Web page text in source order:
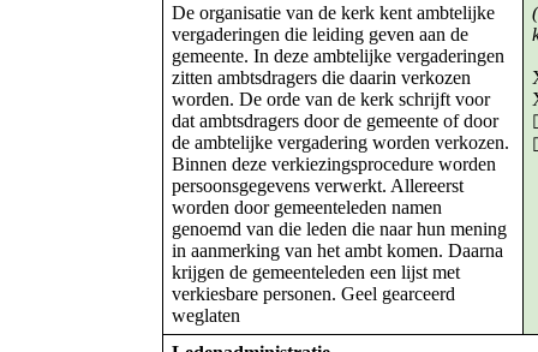
De organisatie van de kerk kent ambtelijke
vergaderingen die leiding geven aan de
gemeente. In deze ambtelijke vergaderingen
zitten ambtsdragers die daarin verkozen
worden. De orde van de kerk schrijft voor
dat ambtsdragers door de gemeente of door
de ambtelijke vergadering worden verkozen.
Binnen deze verkiezingsprocedure worden
persoonsgegevens verwerkt. Allereerst
worden door gemeenteleden namen
genoemd van die leden die naar hun mening
in aanmerking van het ambt komen. Daarna
krijgen de gemeenteleden een lijst met
verkiesbare personen. Geel gearceerd
weglaten